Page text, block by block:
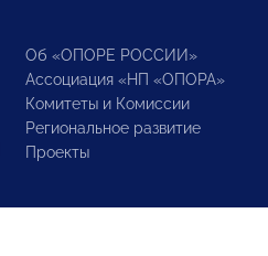
Об «ОПОРЕ РОССИИ»
Ассоциация «НП «ОПОРА»
Комитеты и Комиссии
Региональное развитие
Проекты